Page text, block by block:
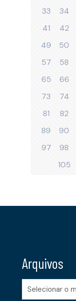
33
34
41
42
49
50
57
58
65
66
73
74
81
82
89
90
97
98
105
Arquivos
Arquivos